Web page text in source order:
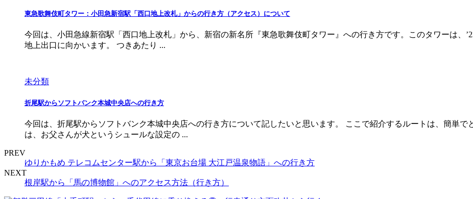
東急歌舞伎町タワー：小田急新宿駅「西口地上改札」からの行き方（アクセス）について
今回は、小田急線新宿駅「西口地上改札」から、新宿の新名所『東急歌舞伎町タワー』への行き方です。このタワーは、
地上出口に向かいます。 つきあたり ...
未分類
折尾駅からソフトバンク本城中央店への行き方
今回は、折尾駅からソフトバンク本城中央店への行き方について記したいと思います。 ここで紹介するルートは、簡単
は、お父さんが犬というシュールな設定の ...
PREV
ゆりかもめ テレコムセンター駅から「東京お台場 大江戸温泉物語」への行き方
NEXT
根岸駅から「馬の博物館」へのアクセス方法（行き方）